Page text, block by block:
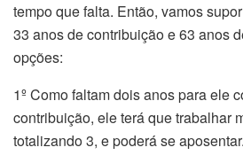
tempo que falta. Então, vamos
33 anos de contribuição e 63 anos
opções:
1º Como faltam dois anos para ele
contribuição, ele terá que trabalhar
totalizando 3, e poderá se aposentar.